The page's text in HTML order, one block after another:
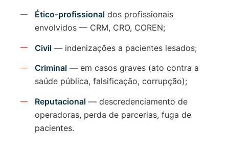
Ético-profissional dos profissionais
envolvidos — CRM, CRO, COREN;
Civil — indenizações a pacientes lesados;
Criminal — em casos graves (ato contra a
saúde pública, falsificação, corrupção);
Reputacional — descredenciamento de
operadoras, perda de parcerias, fuga de
pacientes.